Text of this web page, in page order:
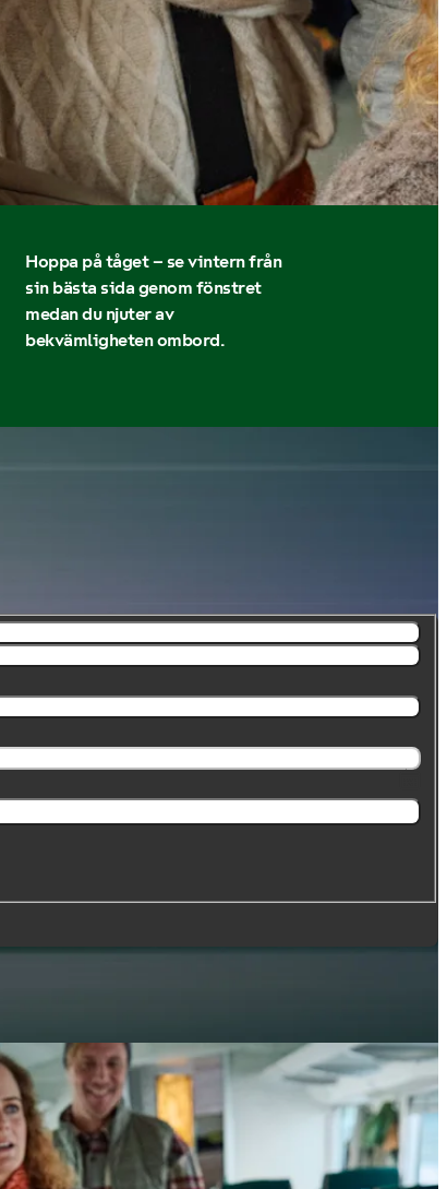
Hoppa på tåget – se vintern från
sin bästa sida genom fönstret
medan du njuter av
bekvämligheten ombord.